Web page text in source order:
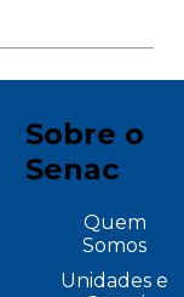
Sobre o
Senac
Quem
Somos
Unidades e